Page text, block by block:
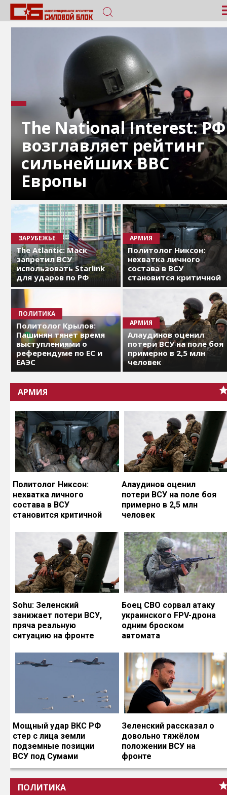
The National Interest: РФ
возглавляет рейтинг
сильнейших ВВС
Европы
ЗАРУБЕЖЬЕ
The Atlantic: Маск
запретил ВСУ
использовать Starlink
для ударов по РФ
АРМИЯ
Политолог Никсон:
нехватка личного
состава в ВСУ
становится критичной
ПОЛИТИКА
Политолог Крылов:
Пашинян тянет время
выступлениями о
референдуме по ЕС и
ЕАЭС
АРМИЯ
Алаудинов оценил
потери ВСУ на поле боя
примерно в 2,5 млн
человек
АРМИЯ
Политолог Никсон:
нехватка личного
состава в ВСУ
становится критичной
Алаудинов оценил
потери ВСУ на поле боя
примерно в 2,5 млн
человек
Sohu: Зеленский
занижает потери ВСУ,
пряча реальную
ситуацию на фронте
Боец СВО сорвал атаку
украинского FPV-дрона
одним броском
автомата
Мощный удар ВКС РФ
стер с лица земли
подземные позиции
ВСУ под Сумами
Зеленский рассказал о
довольно тяжёлом
положении ВСУ на
фронте
ПОЛИТИКА